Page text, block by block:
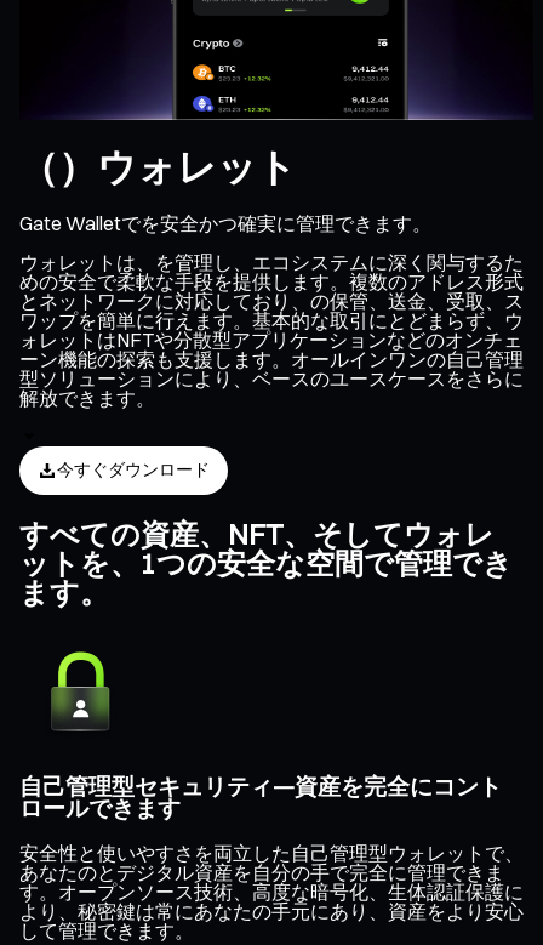
（）ウォレット
Gate Walletでを安全かつ確実に管理できます。
ウォレットは、を管理し、エコシステムに深く関与するた
めの安全で柔軟な手段を提供します。複数のアドレス形式
とネットワークに対応しており、の保管、送金、受取、ス
ワップを簡単に行えます。基本的な取引にとどまらず、ウ
ォレットはNFTや分散型アプリケーションなどのオンチェ
ーン機能の探索も支援します。オールインワンの自己管理
型ソリューションにより、ベースのユースケースをさらに
解放できます。
今すぐダウンロード
すべての資産、NFT、そしてウォレ
ットを、1つの安全な空間で管理でき
ます。
自己管理型セキュリティ—資産を完全にコント
ロールできます
安全性と使いやすさを両立した自己管理型ウォレットで、
あなたのとデジタル資産を自分の手で完全に管理できま
す。オープンソース技術、高度な暗号化、生体認証保護に
より、秘密鍵は常にあなたの手元にあり、資産をより安心
して管理できます。